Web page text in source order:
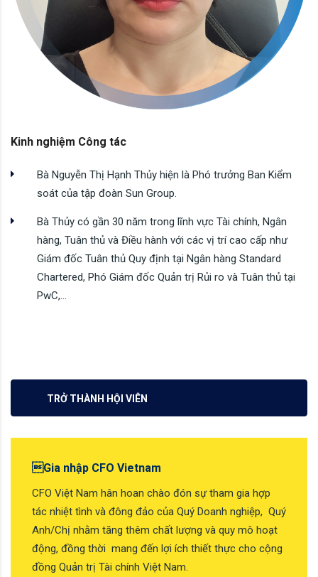
Kinh nghiệm Công tác
Bà Nguyễn Thị Hạnh Thủy hiện là Phó trưởng Ban Kiểm
soát của tập đoàn Sun Group.
Bà Thủy có gần 30 năm trong lĩnh vực Tài chính, Ngân
hàng, Tuân thủ và Điều hành với các vị trí cao cấp như
Giám đốc Tuân thủ Quy định tại Ngân hàng Standard
Chartered, Phó Giám đốc Quản trị Rủi ro và Tuân thủ tại
PwC,…
TRỞ THÀNH HỘI VIÊN
Gia nhập CFO Vietnam
CFO Việt Nam hân hoan chào đón sự tham gia hợp
tác nhiệt tình và đông đảo của Quý Doanh nghiệp, Quý
Anh/Chị nhằm tăng thêm chất lượng và quy mô hoạt
động, đồng thời mang đến lợi ích thiết thực cho cộng
đồng Quản trị Tài chính Việt Nam.